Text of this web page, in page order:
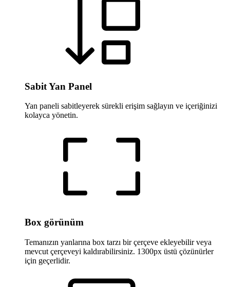
Sabit Yan Panel
Yan paneli sabitleyerek sürekli erişim sağlayın ve içeriğinizi
kolayca yönetin.
Box görünüm
Temanızın yanlarına box tarzı bir çerçeve ekleyebilir veya
mevcut çerçeveyi kaldırabilirsiniz. 1300px üstü çözünürler
için geçerlidir.